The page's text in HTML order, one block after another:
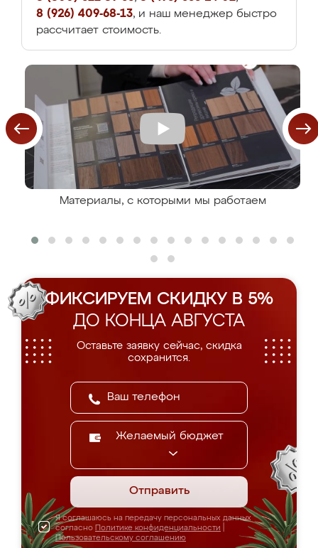
8 (926) 409-68-13, и наш менеджер быстро
рассчитает стоимость.
Материалы, с которыми мы работаем
ФИКСИРУЕМ СКИДКУ В 5%
ДО КОНЦА АВГУСТА
Оставьте заявку сейчас, скидка
сохранится.
Желаемый бюджет
Отправить
Я соглашаюсь на передачу персональных данных
согласно Политике конфиденциальности
Пользовательскому соглашению